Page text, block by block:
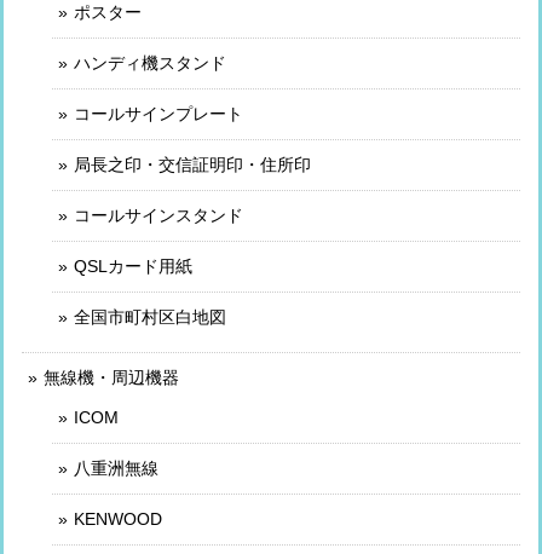
ポスター
ハンディ機スタンド
コールサインプレート
局長之印・交信証明印・住所印
コールサインスタンド
QSLカード用紙
全国市町村区白地図
無線機・周辺機器
ICOM
八重洲無線
KENWOOD